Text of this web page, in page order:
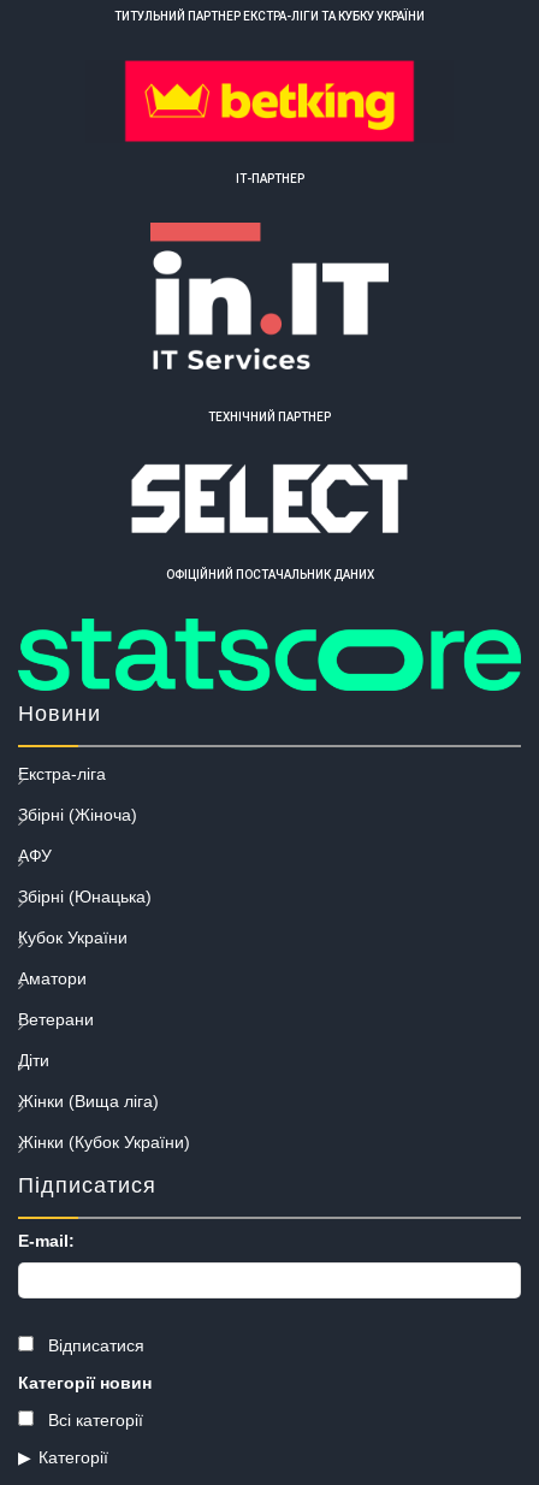
ТИТУЛЬНИЙ ПАРТНЕР ЕКСТРА-ЛІГИ ТА КУБКУ УКРАЇНИ
ІТ-ПАРТНЕР
ТЕХНІЧНИЙ ПАРТНЕР
ОФІЦІЙНИЙ ПОСТАЧАЛЬНИК ДАНИХ
Новини
Екстра-ліга
Збірні (Жіноча)
АФУ
Збірні (Юнацька)
Кубок України
Аматори
Ветерани
Діти
Жінки (Вища ліга)
Жінки (Кубок України)
Підписатися
E-mail:
Відписатися
Категорії новин
Всі категорії
Категорії